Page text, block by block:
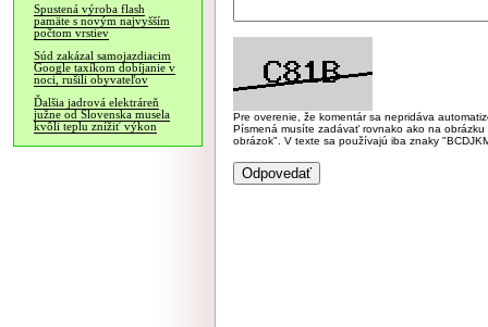
Spustená výroba flash
pamäte s novým najvyšším
počtom vrstiev
Súd zakázal samojazdiacim
Google taxíkom dobíjanie v
noci, rušili obyvateľov
Ďalšia jadrová elektráreň
južne od Slovenska musela
kvôli teplu znížiť výkon
Pre overenie, že komentár sa nepridáva
Písmená musíte zadávať rovnako ako na
obrázok". V texte sa používajú iba znaky